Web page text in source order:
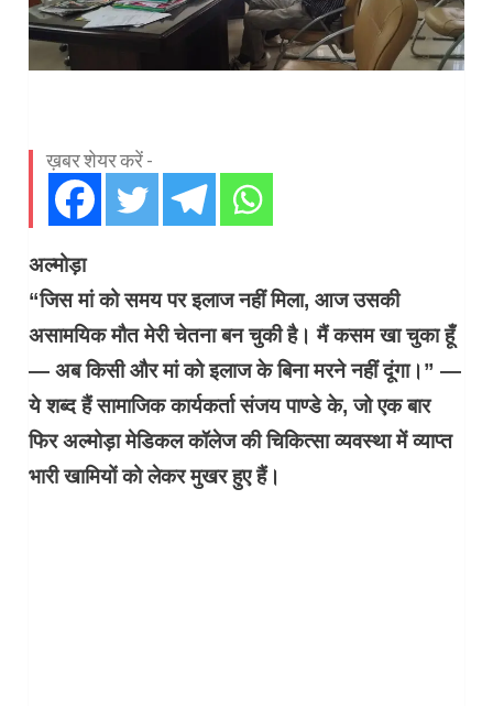
ख़बर शेयर करें -
अल्मोड़ा
“जिस मां को समय पर इलाज नहीं मिला, आज उसकी
असामयिक मौत मेरी चेतना बन चुकी है। मैं कसम खा चुका हूँ
— अब किसी और मां को इलाज के बिना मरने नहीं दूंगा।” —
ये शब्द हैं सामाजिक कार्यकर्ता संजय पाण्डे के, जो एक बार
फिर अल्मोड़ा मेडिकल कॉलेज की चिकित्सा व्यवस्था में व्याप्त
भारी खामियों को लेकर मुखर हुए हैं।